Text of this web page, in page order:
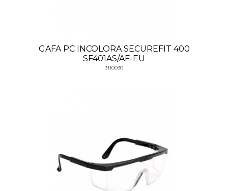
GAFA PC INCOLORA SECUREFIT 400
SF401AS/AF-EU
3110030